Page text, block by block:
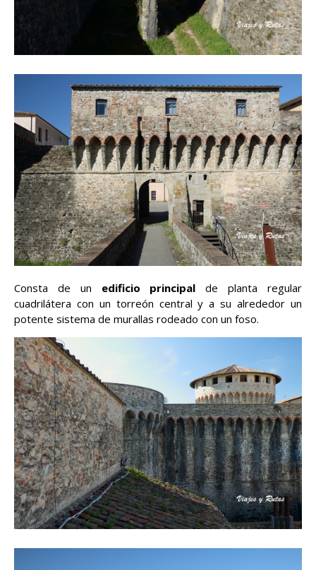
Consta de un edificio principal de planta regular
cuadrilátera con un torreón central y a su alrededor un
potente sistema de murallas rodeado con un foso.